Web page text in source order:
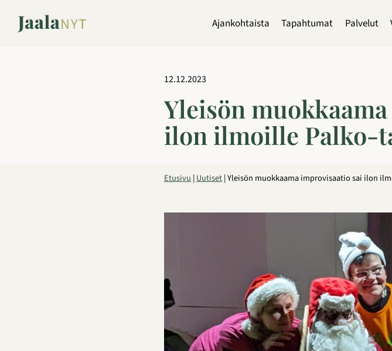
sisältöön
Ajankohtaista Tapahtumat Palvelut
12.12.2023
Yleisön
ilon ilmoille Palko-
Etusivu|Uutiset|Yleisön muokkaama improvisaatio sai ilon